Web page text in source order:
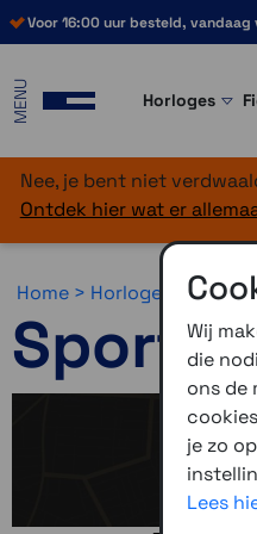
Voor 16:00 uur besteld, vandaag
MENU Horloges
Nee, je bent niet
Ontdek hier wat er
Home > Horloges >
Wij
die
ons de
je zo
Lees